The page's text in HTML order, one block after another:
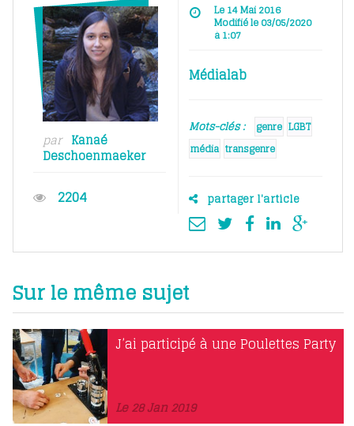
par Kanaé
Deschoenmaeker
2204
Le 14 Mai 2016
Modifié le 03/05/2020
à 1:07
Médialab
Mots-clés : genre LGBT
média transgenre
partager l'article
Sur le même sujet
J’ai participé à une Poulettes Party
Le 28 Jan 2019